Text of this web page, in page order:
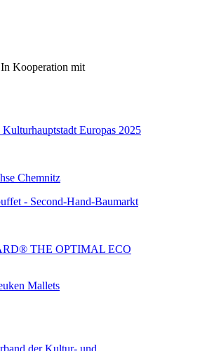
In Kooperation mit